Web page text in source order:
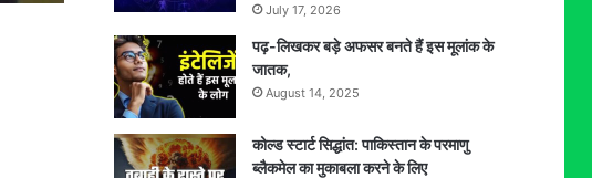
July 17, 2026
पढ़-लिखकर बड़े अफसर बनते हैं इस मूलांक के
जातक,
August 14, 2025
कोल्ड स्टार्ट सिद्धांत: पाकिस्तान के परमाणु
ब्लैकमेल का मुकाबला करने के लिए